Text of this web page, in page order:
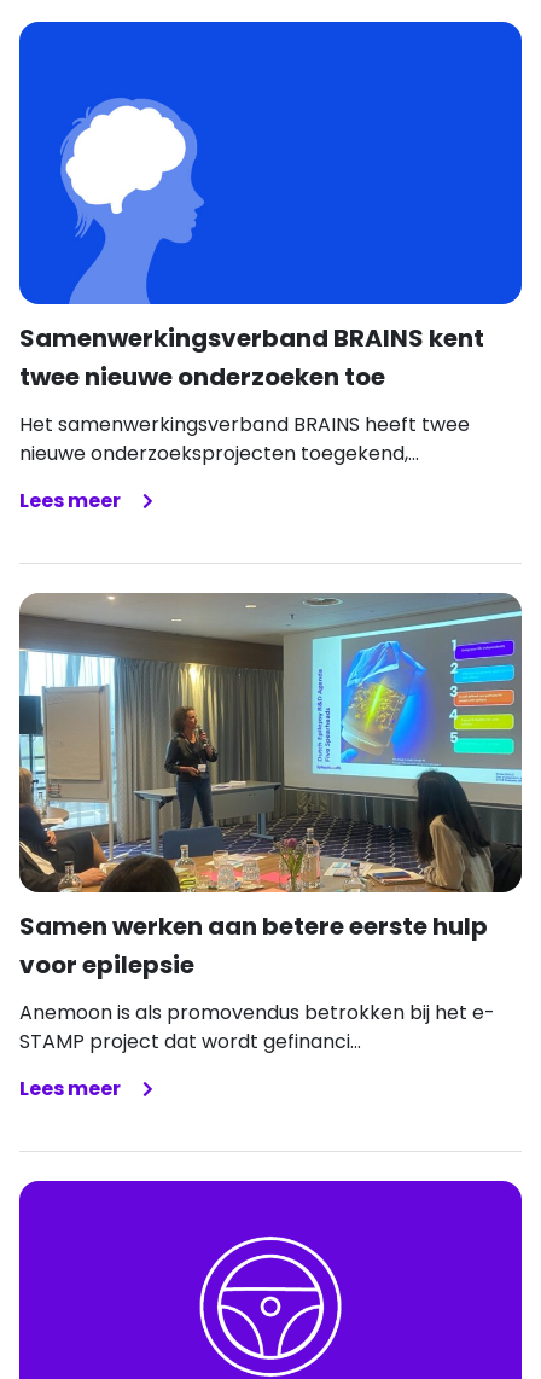
Samenwerkingsverband BRAINS kent
twee nieuwe onderzoeken toe
Het samenwerkingsverband BRAINS heeft twee
nieuwe onderzoeksprojecten toegekend,...
Lees meer
Samen werken aan betere eerste hulp
voor epilepsie
Anemoon is als promovendus betrokken bij het e-
STAMP project dat wordt gefinanci...
Lees meer